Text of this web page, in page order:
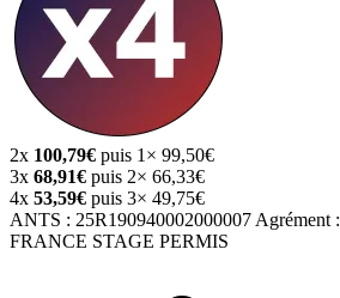
2x 100,79€ puis 1× 99,50€
3x 68,91€ puis 2× 66,33€
4x 53,59€ puis 3× 49,75€
ANTS : 25R190940002000007 Agrément :
FRANCE STAGE PERMIS